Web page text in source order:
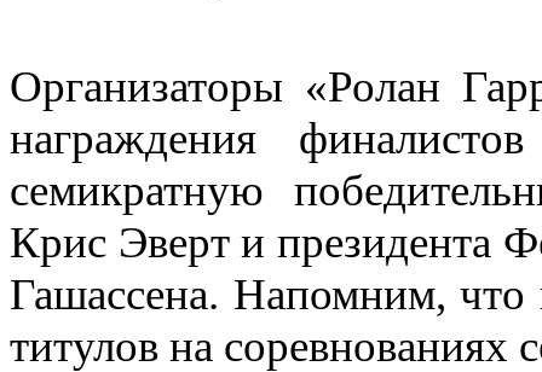
Организаторы «Ролан
награждения
семикратную
Крис Эверт и президента
Гашассена. Напомним, что
титулов на